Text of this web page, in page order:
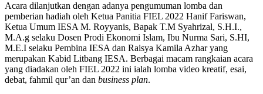
Acara dilanjutkan dengan adanya pengumuman lomba dan
pemberian hadiah oleh Ketua Panitia FIEL 2022 Hanif Fariswan,
Ketua Umum IESA M. Royyanis, Bapak T.M Syahrizal, S.H.I.,
M.A.g selaku Dosen Prodi Ekonomi Islam, Ibu Nurma Sari, S.HI,
M.E.I selaku Pembina IESA dan Raisya Kamila Azhar yang
merupakan Kabid Litbang IESA. Berbagai macam rangkaian acara
yang diadakan oleh FIEL 2022 ini ialah lomba video kreatif, esai,
debat, fahmil qur’an dan business plan.